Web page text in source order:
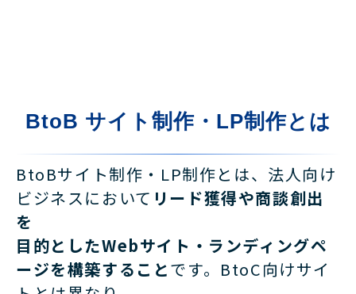
BtoB サイト制作・LP制作とは
BtoBサイト制作・LP制作とは、法人向け
ビジネスにおいて リード獲得や商談創出
を
目的としたWebサイト・ランディングペ
ージを構築することです。BtoC向けサイ